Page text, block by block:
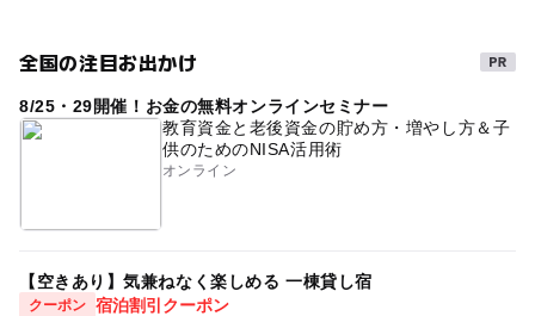
全国の注目お出かけ
8/25・29開催！お金の無料オンラインセミナー
教育資金と老後資金の貯め方・増やし方＆子
供のためのNISA活用術
オンライン
【空きあり】気兼ねなく楽しめる 一棟貸し宿
クーポン 宿泊割引クーポン